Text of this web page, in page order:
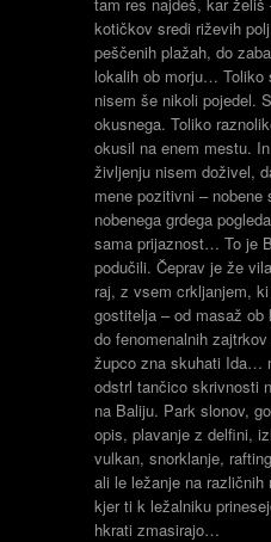
kotičkov sredi riževih
peščenih plažah, do
lokalih ob morju… Toliko
nisem še nikoli pojedel.
okusnega. Toliko
okusil na enem mestu.
življenju nisem doživel,
mene pozitivni – nobene
nobenega grdega
sama prijaznost… To je
podučili. Čeprav je že
raj, z vsem crkljanjem,
gostitelja – od masaž ob
do fenomenalnih
župco zna skuhati Ida…
odstrl tančico skrivnosti
na Baliju. Park slonov,
opis, plavanje z delfini,
vulkan, snorklanje,
ali le ležanje na različnih
kjer ti k ležalniku
hkrati zmasirajo…